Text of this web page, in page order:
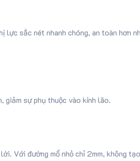
sắc nét nhanh chóng, an toàn hơn
giảm sự phụ thuộc vào kính lão.
Với đường mổ nhỏ chỉ 2mm, không